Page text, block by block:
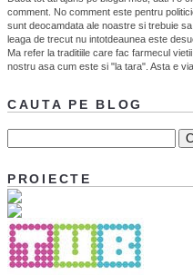
comment. No comment este pentru
sunt deocamdata ale noastre si trebuie
leaga de trecut nu intotdeaunea este
Ma refer la traditiile care fac farmecul
nostru asa cum este si "la tara". Asta e
CAUTA PE BLOG
PROIECTE